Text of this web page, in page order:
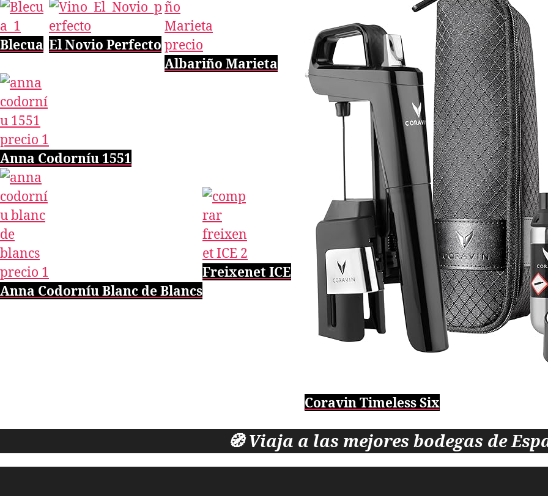
Blecua El Novio Perfecto
Albariño Marieta
Anna Codorníu 1551
Anna Codorníu Blanc de Blancs
Freixenet ICE
Coravin Timeless Six
🧭 Viaja a las mejores bodegas de